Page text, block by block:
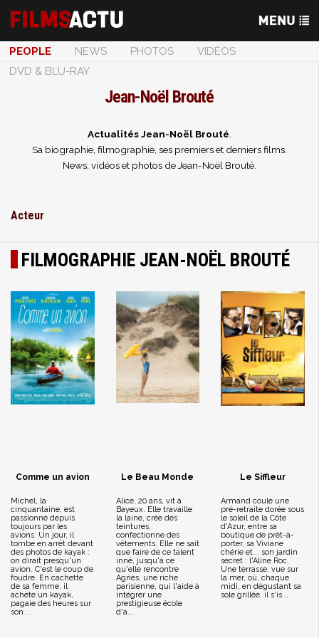
PEOPLE NEWS PHOTOS
VIDÉOS
DVD & BLU-RAY
Jean-Noël Brouté
Actualités Jean-Noël Brouté
Sa biographie, filmographie, ses premiers et derniers films.
News, vidéos et photos de Jean-Noël Brouté.
Acteur
FILMOGRAPHIE JEAN-NOËL BROUTÉ
Comme un avion
Michel, la
cinquantaine, est
passionné depuis
toujours par les
avions. Un jour, il
tombe en arrêt devant
des photos de kayak :
on dirait presqu'un
avion. C'est le coup de
foudre. En cachette
de sa femme, il
achète un kayak,
pagaie des heures sur
son ...
Le Beau Monde
Alice, 20 ans, vit à
Bayeux. Elle travaille
la laine, crée des
teintures,
confectionne des
vêtements. Elle ne sait
que faire de ce talent
inné, jusqu'à ce
qu'elle rencontre
Agnès, une riche
parisienne, qui l'aide à
intégrer une
prestigieuse école
d'a...
Le Siffleur
Armand coule une
pré-retraite dorée sous
le soleil de la Côte
d'Azur, entre sa
boutique de prêt-à-
porter, sa Viviane
chérie et... son jardin
secret : l'Aline Roc.
Une terrasse, vue sur
la mer, où, chaque
midi, en dégustant sa
sole grillée, il s'is...